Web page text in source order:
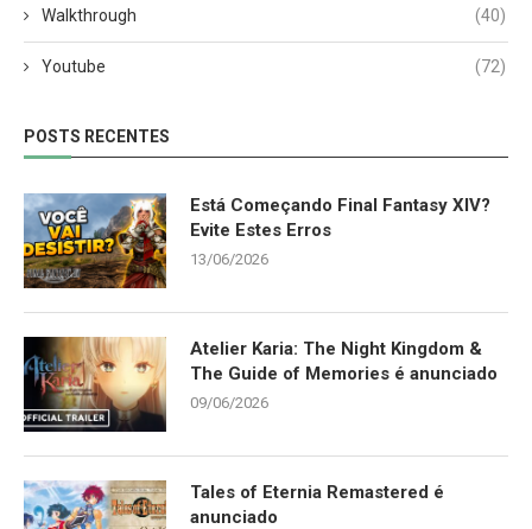
Walkthrough (40)
Youtube (72)
POSTS RECENTES
Está Começando Final Fantasy XIV?
Evite Estes Erros
13/06/2026
Atelier Karia: The Night Kingdom &
The Guide of Memories é anunciado
09/06/2026
Tales of Eternia Remastered é
anunciado